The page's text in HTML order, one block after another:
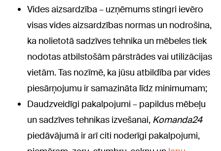
Vides aizsardzība – uzņēmums stingri ievēro
visas vides aizsardzības normas un nodrošina,
ka nolietotā sadzīves tehnika un mēbeles tiek
nodotas atbilstošām pārstrādes vai utilizācijas
vietām. Tas nozīmē, ka jūsu atbildība par vides
piesārņojumu ir samazināta līdz minimumam;
Daudzveidīgi pakalpojumi – papildus mēbeļu
un sadzīves tehnikas izvešanai, Komanda24
piedāvājumā ir arī citi noderīgi pakalpojumi,